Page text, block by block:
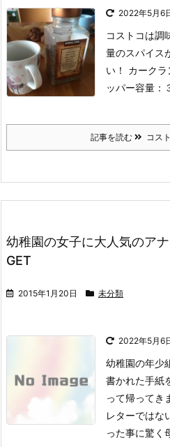
2022年5月6
コストコは調
量のスパイス
い！
カーク
ッパー容量：
記事を読む コス
幼稚園の女子に大人気のア
GET
2015年1月20日 未分類
2022年5月6
幼稚園の年少
書かれた手紙
って帰ってき
レターではな
った事に驚く